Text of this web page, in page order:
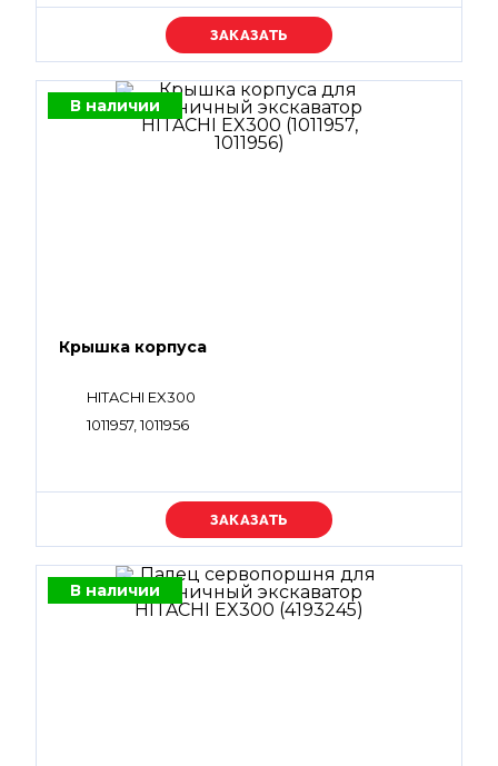
Уточняйте цену
В наличии
Крышка корпуса
HITACHI EX300
1011957, 1011956
Уточняйте цену
В наличии